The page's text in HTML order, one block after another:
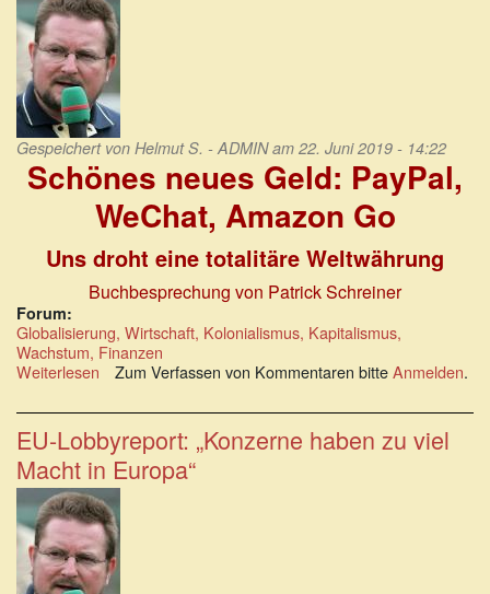
Gespeichert von Helmut S. - ADMINam 22. Juni 2019 - 14:22
Schönes neues Geld: PayPal,
WeChat, Amazon Go
Uns droht eine totalitäre Weltwährung
Buchbesprechung von Patrick Schreiner
Forum:
Globalisierung, Wirtschaft, Kolonialismus, Kapitalismus,
Wachstum, Finanzen
Weiterlesen über
neues
Geld:
Uns
droht
eine
totalitäre
Weltwährung.
Zum Verfassen von Kommentaren bitteAnmelden.
EU-Lobbyreport: „Konzerne haben zu viel
Macht in Europa“